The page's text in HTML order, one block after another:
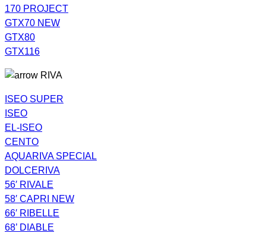
170 PROJECT
GTX70 NEW
GTX80
GTX116
RIVA
ISEO SUPER
ISEO
EL-ISEO
CENTO
AQUARIVA SPECIAL
DOLCERIVA
56′ RIVALE
58′ CAPRI NEW
66′ RIBELLE
68’ DIABLE